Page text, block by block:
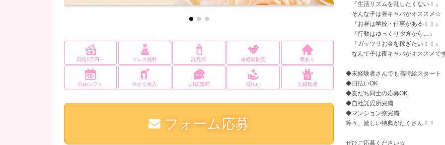
日給1万円～ ドレス無料 託児所 未経験歓迎 寮あり
自由シフト 今すぐ体入 LINE質問 日払い 主婦歓迎
フォーム応募
『生活リズムを乱したくない！』
そんな子は昼キャバがオススメ☆
『お昼は学校・仕事がある！！』
『行動はゆっくり夕方から…』
『ガッツリお金を稼ぎたい！！』
なんて子は夜キャバがオススメで
◆未経験者さんでも高時給スタート
◆日払いOK
◆友だち同士の応募OK
◆自社託児所完備
◆マンション寮完備
等々、嬉しい特典がたくさん！！
ぜひご応募ください☆